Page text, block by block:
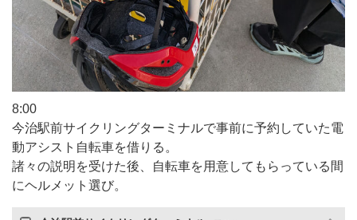
8:00
今治駅前サイクリングターミナルで事前に予約していた電
動アシスト自転車を借りる。
諸々の説明を受けた後、自転車を用意してもらっている間
にヘルメット選び。